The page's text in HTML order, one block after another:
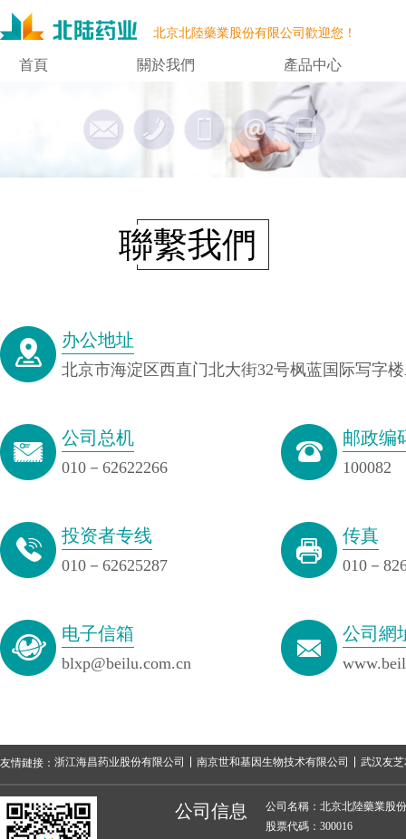
北京北陸藥業股份有限公司歡迎您！
首頁 關於我們 產品中心
聯繫我們
办公地址
北京市海淀区西直门北大街32号枫蓝国际写字
公司总机
010－62622266
邮政编
100082
投资者专线
010－62625287
传真
010－
电子信箱
blxp@beilu.com.cn
公司網
友情鏈接： 浙江海昌药业股份有限公司 南京世和基因生物技术有限公司 武汉友
公司信息
公司名稱：北京北陸藥業股
股票代碼：300016